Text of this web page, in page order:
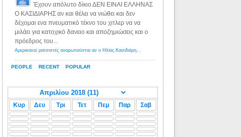
PEOPLE RECENT POPULAR
Έχουν απόλυτο δίκιο ΔΕΝ ΕΙΝΑΙ ΕΛΛΗΝΑΣ
Ο ΚΑΣΙΔΙΑΡΗΣ αν και θέλει να νιώθει και δεν
δέχομαι ενα πνευματικό τέκνο του χιτλερ να να
μιλάει για κατοχικό δανειο και αποζημιώσεις και ο
πρόεδρος του...
Αμερικανοί ρατσιστές αναρωτιούνται αν ο Ηλίας Κασιδιάρης ανήκει στη λευκή φυλή... - Λόγιος Ερμής
Κυρ Δευ Τρι Τετ Πεμ Παρ Σαβ